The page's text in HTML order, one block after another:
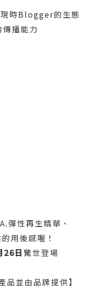
時Blogger的生態
播能力
彈性再生精華、
用後感喔！
26日驚世登場
品並由品牌提供】